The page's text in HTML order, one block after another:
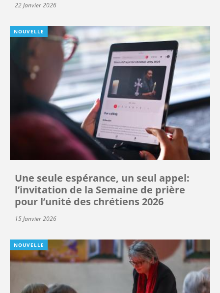
22 Janvier 2026
NOUVELLE
Une seule espérance, un seul appel:
l’invitation de la Semaine de prière
pour l’unité des chrétiens 2026
15 Janvier 2026
NOUVELLE